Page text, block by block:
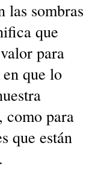
las sombras
que
para
que lo
como para
que están